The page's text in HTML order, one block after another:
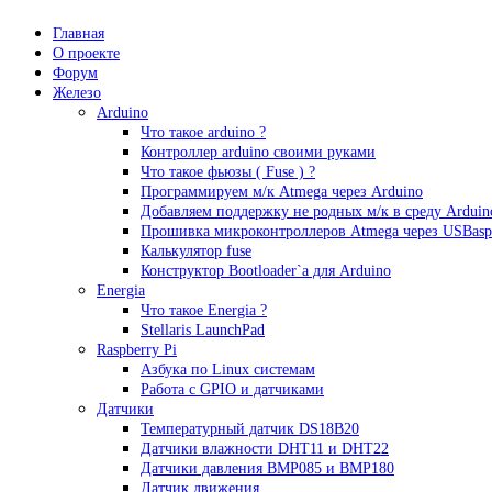
Главная
О проекте
Форум
Железо
Arduino
Что такое аrduino ?
Контроллер arduino своими руками
Что такое фьюзы ( Fuse ) ?
Программируем м/к Atmega через Arduino
Добавляем поддержку не родных м/к в среду
Прошивка микроконтроллеров Atmega через USBasp
Калькулятор fuse
Конструктор Bootloader`а для Arduino
Energia
Что такое Energia ?
Stellaris LaunchPad
Raspberry Pi
Азбука по Linux системам
Работа с GPIO и датчиками
Датчики
Температурный датчик DS18B20
Датчики влажности DHT11 и DHT22
Датчики давления BMP085 и BMP180
Датчик движения